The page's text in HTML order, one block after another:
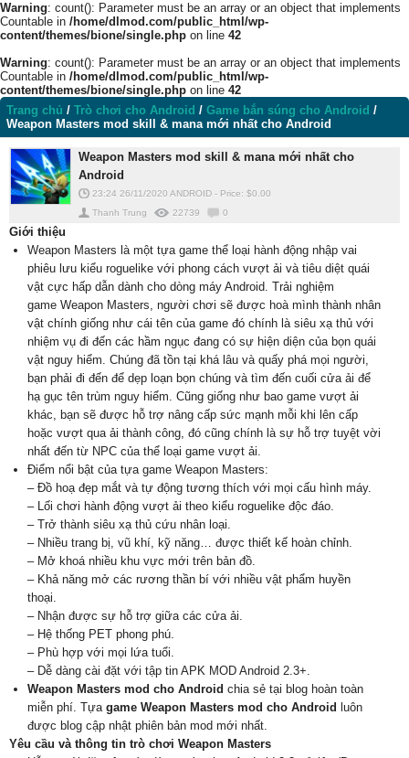
Warning: count(): Parameter must be an array or an object that implements
Countable in /home/dlmod.com/public_html/wp-
content/themes/bione/single.php on line 42
Warning: count(): Parameter must be an array or an object that implements
Countable in /home/dlmod.com/public_html/wp-
content/themes/bione/single.php on line 42
Trang chủ / Trò chơi cho Android / Game bắn súng cho Android /
Weapon Masters mod skill & mana mới nhất cho Android
Weapon Masters mod skill & mana mới nhất cho
Android
23:24 26/11/2020 ANDROID - Price: $0.00
Thanh Trung
22739 0
Giới thiệu
Weapon Masters là một tựa game thể loại hành động nhập vai
phiêu lưu kiểu roguelike với phong cách vượt ải và tiêu diệt quái
vật cực hấp dẫn dành cho dòng máy Android. Trải nghiệm
game Weapon Masters, người chơi sẽ được hoà mình thành nhân
vật chính giống như cái tên của game đó chính là siêu xạ thủ với
nhiệm vụ đi đến các hầm ngục đang có sự hiện diện của bọn quái
vật nguy hiểm. Chúng đã tồn tại khá lâu và quấy phá mọi người,
bạn phải đi đến để dẹp loạn bọn chúng và tìm đến cuối cửa ải để
hạ gục tên trùm nguy hiểm. Cũng giống như bao game vượt ải
khác, bạn sẽ được hỗ trợ nâng cấp sức mạnh mỗi khi lên cấp
hoặc vượt qua ải thành công, đó cũng chính là sự hỗ trợ tuyệt vời
nhất đến từ NPC của thể loại game vượt ải.
Điểm nổi bật của tựa game Weapon Masters:
– Đồ hoạ đẹp mắt và tự động tương thích với mọi cấu hình máy.
– Lối chơi hành động vượt ải theo kiểu roguelike độc đáo.
– Trở thành siêu xạ thủ cứu nhân loại.
– Nhiều trang bị, vũ khí, kỹ năng… được thiết kế hoàn chỉnh.
– Mở khoá nhiều khu vực mới trên bản đồ.
– Khả năng mở các rương thần bí với nhiều vật phẩm huyền
thoại.
– Nhận được sự hỗ trợ giữa các cửa ải.
– Hệ thống PET phong phú.
– Phù hợp với mọi lứa tuổi.
– Dễ dàng cài đặt với tập tin APK MOD Android 2.3+.
Weapon Masters mod cho Android chia sẻ tại blog hoàn toàn
miễn phí. Tựa game Weapon Masters mod cho Android luôn
được blog cập nhật phiên bản mod mới nhất.
Yêu cầu và thông tin trò chơi Weapon Masters